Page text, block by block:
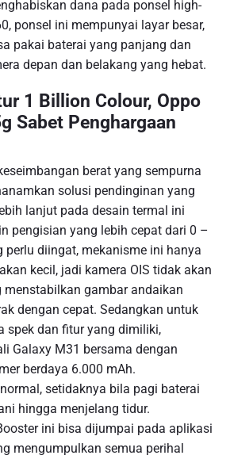
dana pada ponsel high-
ponsel ini mempunyai layar besar,
pakai baterai yang panjang dan
depan dan belakang yang hebat.
1 Billion Colour, Oppo
Sabet Penghargaan
berat yang sempurna
solusi pendinginan yang
lanjut pada desain termal ini
pengisian yang lebih cepat dari 0 –
perlu diingat, mekanisme ini hanya
kecil, jadi kamera OIS tidak akan
menstabilkan gambar andaikan
dengan cepat. Sedangkan untuk
spek dan fitur yang dimiliki,
Galaxy M31 bersama dengan
berdaya 6.000 mAh.
setidaknya bila pagi baterai
hingga menjelang tidur.
ini bisa dijumpai pada aplikasi
mengumpulkan semua perihal